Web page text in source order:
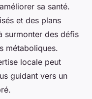
sa santé.
et des plans
surmonter des défis
métaboliques.
locale peut
guidant vers un